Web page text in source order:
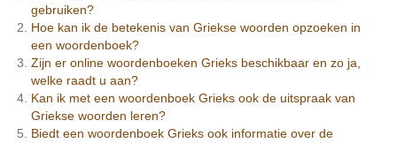
gebruiken?
Hoe kan ik de betekenis van Griekse woorden opzoeken in
een woordenboek?
Zijn er online woordenboeken Grieks beschikbaar en zo ja,
welke raadt u aan?
Kan ik met een woordenboek Grieks ook de uitspraak van
Griekse woorden leren?
Biedt een woordenboek Grieks ook informatie over de